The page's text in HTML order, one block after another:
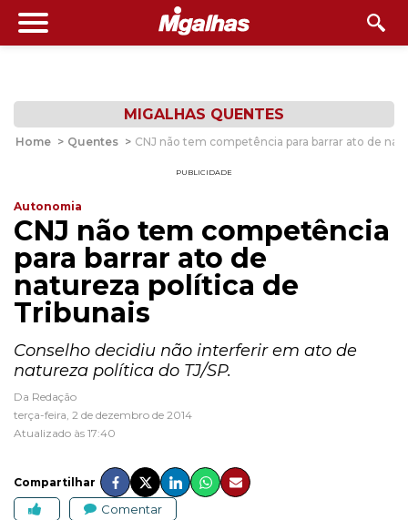
MIGALHAS QUENTES
Home > Quentes > CNJ não tem competência para barrar ato de
PUBLICIDADE
Autonomia
CNJ não tem competência
para barrar ato de
natureza política de
Tribunais
Conselho decidiu não interferir em ato de
natureza política do TJ/SP.
Da Redação
terça-feira, 2 de dezembro de 2014
Atualizado às 17:40
Compartilhar
Comentar